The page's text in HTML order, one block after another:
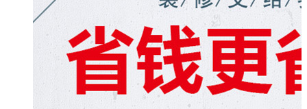
艾莱克合金门
重庆cc木门